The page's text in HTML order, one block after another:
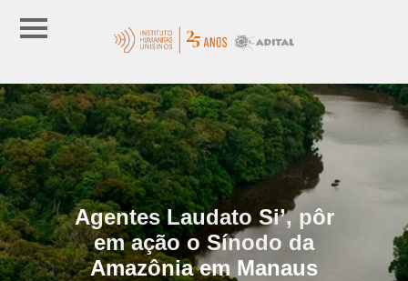
Agentes Laudato Si’, pôr
em ação o Sínodo da
Amazônia em Manaus